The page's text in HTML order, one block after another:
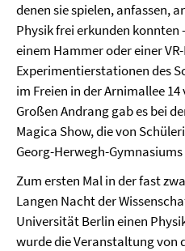
denen sie spielen, anfassen,
Physik frei erkunden konnten
einem Hammer oder einer
Experimentierstationen des
im Freien in der Arnimallee
Großen Andrang gab es bei
Magica Show, die von
Georg-Herwegh-
Zum ersten Mal in der fast
Langen Nacht der
Universität Berlin einen
wurde die Veranstaltung von